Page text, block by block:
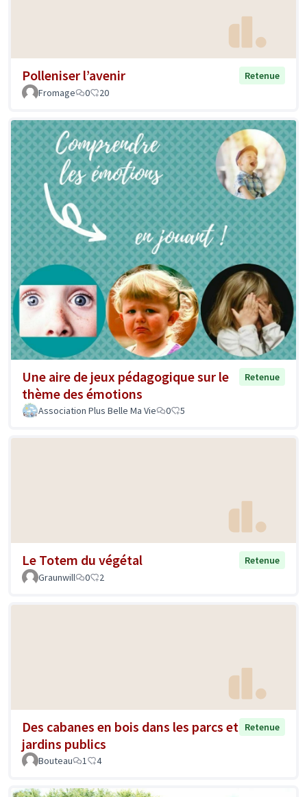
Polleniser l’avenir
Retenue
Fromage
0 20
Une aire de jeux pédagogique sur le
thème des émotions
Retenue
Association Plus Belle Ma Vie 0 5
Le Totem du végétal
Retenue
Graunwill
0 2
Des cabanes en bois dans les parcs et
jardins publics
Retenue
Bouteau 1 4